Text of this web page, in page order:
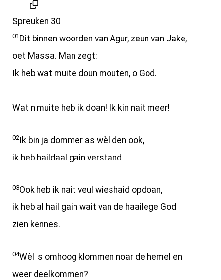
Spreuken 30
01 Dit binnen woorden van Agur, zeun van Jake,
oet Massa. Man zegt:
Ik heb wat muite doun mouten, o God.
Wat n muite heb ik doan! Ik kin nait meer!
02Ik bin ja dommer as wèl den ook,
ik heb haildaal gain verstand.
03Ook heb ik nait veul wieshaid opdoan,
ik heb al hail gain wait van de haailege God
zien kennes.
04Wèl is omhoog klommen noar de hemel en
weer deelkommen?